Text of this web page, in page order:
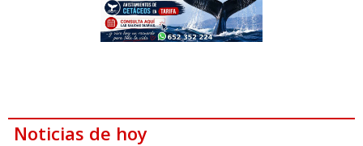
Noticias de hoy